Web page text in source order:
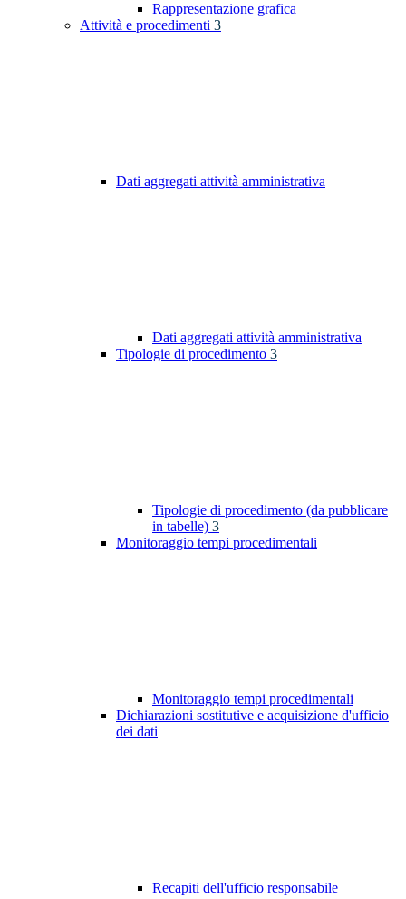
Rappresentazione grafica
Attività e procedimenti 3
Dati aggregati attività amministrativa
Dati aggregati attività amministrativa
Tipologie di procedimento 3
Tipologie di procedimento (da pubblicare
in tabelle) 3
Monitoraggio tempi procedimentali
Monitoraggio tempi procedimentali
Dichiarazioni sostitutive e acquisizione d'ufficio
dei dati
Recapiti dell'ufficio responsabile